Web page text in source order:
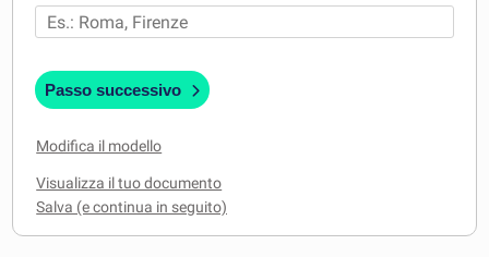
Passo successivo
Modifica il modello
Visualizza il tuo documento